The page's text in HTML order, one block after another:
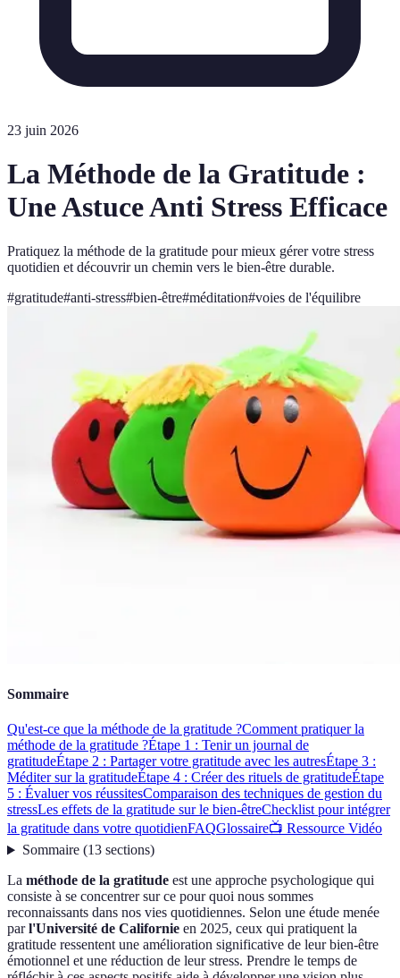
23 juin 2026
La Méthode de la Gratitude :
Une Astuce Anti Stress Efficace
Pratiquez la méthode de la gratitude pour mieux gérer votre stress
quotidien et découvrir un chemin vers le bien-être durable.
#gratitude#anti-stress#bien-être#méditation#voies de l'équilibre
Sommaire
Qu'est-ce que la méthode de la gratitude ?Comment pratiquer la
méthode de la gratitude ?Étape 1 : Tenir un journal de
gratitudeÉtape 2 : Partager votre gratitude avec les autresÉtape 3 :
Méditer sur la gratitudeÉtape 4 : Créer des rituels de gratitudeÉtape
5 : Évaluer vos réussitesComparaison des techniques de gestion du
stressLes effets de la gratitude sur le bien-êtreChecklist pour intégrer
la gratitude dans votre quotidienFAQGlossaire📺 Ressource Vidéo
Sommaire(13 sections)
La méthode de la gratitude est une approche psychologique qui
consiste à se concentrer sur ce pour quoi nous sommes
reconnaissants dans nos vies quotidiennes. Selon une étude menée
parl'Université de Californie en 2025, ceux qui pratiquent la
gratitude ressentent une amélioration significative de leur bien-être
émotionnel et une réduction de leur stress. Prendre le temps de